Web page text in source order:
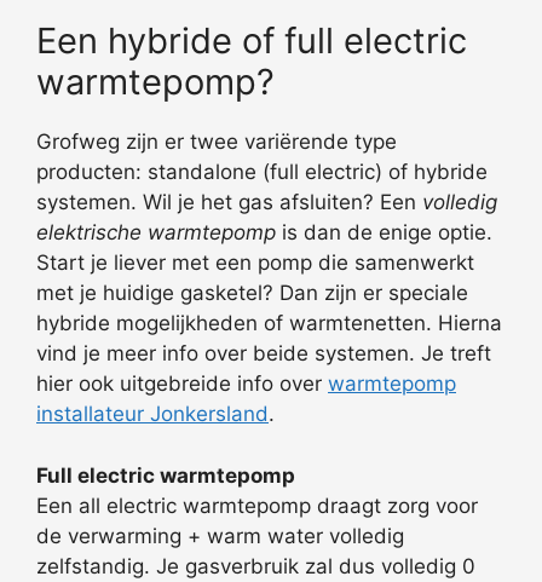
Een hybride of full electric
warmtepomp?
Grofweg zijn er twee variërende type
producten: standalone (full electric) of hybride
systemen. Wil je het gas afsluiten? Een volledig
elektrische warmtepomp is dan de enige optie.
Start je liever met een pomp die samenwerkt
met je huidige gasketel? Dan zijn er speciale
hybride mogelijkheden of warmtenetten. Hierna
vind je meer info over beide systemen. Je treft
hier ook uitgebreide info over warmtepomp
installateur Jonkersland.
Full electric warmtepomp
Een all electric warmtepomp draagt zorg voor
de verwarming + warm water volledig
zelfstandig. Je gasverbruik zal dus volledig 0